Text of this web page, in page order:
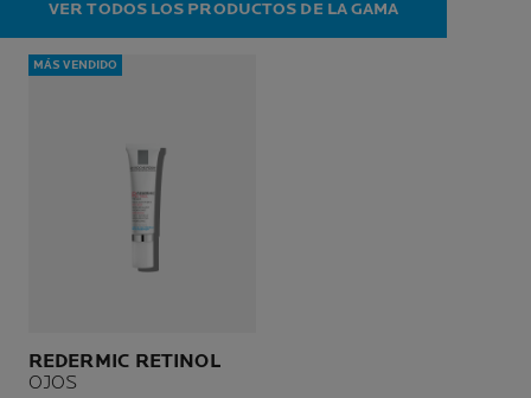
VER TODOS LOS PRODUCTOS DE LA GAMA
MÁS VENDIDO
REDERMIC RETINOL
OJOS